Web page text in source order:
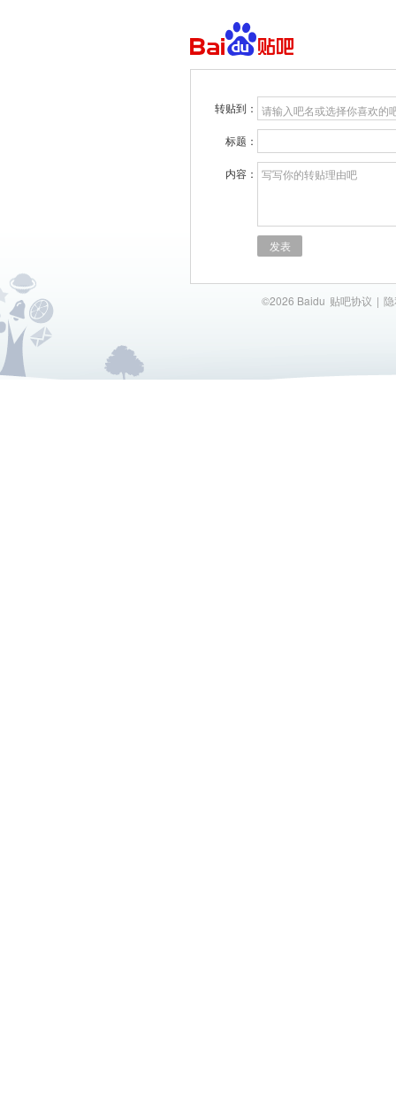
转贴到： 请输入吧名或选择你喜欢的
标题：
内容： 写写你的转贴理由吧
发表
©2026 Baidu 贴吧协议 |